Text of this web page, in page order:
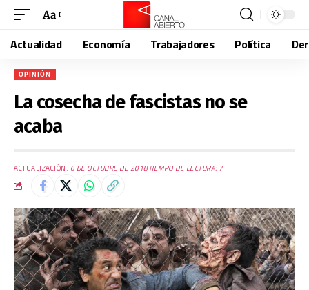
Aa
Actualidad Economía Trabajadores Política
OPINIÓN
La cosecha de fascistas no se
acaba
ACTUALIZACIÓN: 6 DE OCTUBRE DE 2018TIEMPO DE LECTURA: 7